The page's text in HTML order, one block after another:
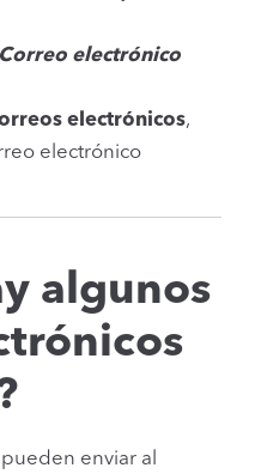
Correo electrónico
electrónicos,
electrónico
algunos
enviar al